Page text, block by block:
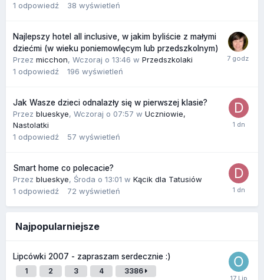
1 odpowiedź 38 wyświetleń
Najlepszy hotel all inclusive, w jakim byliście z małymi
dziećmi (w wieku poniemowlęcym lub przedszkolnym)
Przez micchon, Wczoraj o 13:46 w Przedszkolaki
1 odpowiedź 196 wyświetleń
Jak Wasze dzieci odnalazły się w pierwszej klasie?
Przez blueskye, Wczoraj o 07:57 w Uczniowie,
Nastolatki
1 odpowiedź 57 wyświetleń
Smart home co polecacie?
Przez blueskye, Środa o 13:01 w Kącik dla Tatusiów
1 odpowiedź 72 wyświetleń
Najpopularniejsze
Lipcówki 2007 - zapraszam serdecznie :)
1 2 3 4 3386